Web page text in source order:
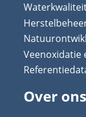
Veenoxidatie
Over ons